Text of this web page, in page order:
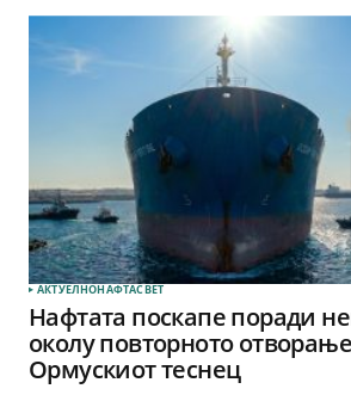
АКТУЕЛНОНАФТАСВЕТ
Нафтата поскапе поради
околу повторното
Ормускиот теснец